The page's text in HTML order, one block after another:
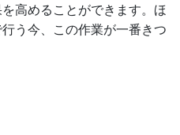
高めることができます。ほ
う今、この作業が一番きつ